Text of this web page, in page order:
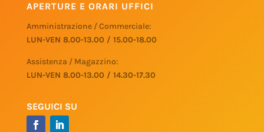
APERTURE E ORARI UFFICI
Amministrazione / Commerciale:
LUN-VEN 8.00-13.00 / 15.00-18.00
Assistenza / Magazzino:
LUN-VEN 8.00-13.00 / 14.30-17.30
SEGUICI SU